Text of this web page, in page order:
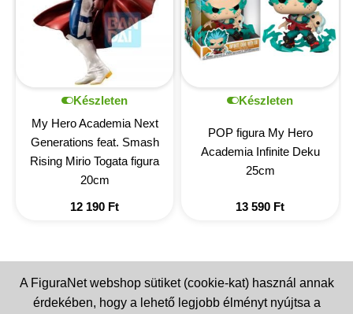
Készleten
My Hero Academia Next
Generations feat. Smash
Rising Mirio Togata figura
20cm
12 190 Ft
Készleten
POP figura My Hero
Academia Infinite Deku
25cm
13 590 Ft
A FiguraNet webshop sütiket (cookie-kat) használ annak
érdekében, hogy a lehető legjobb élményt nyújtsa a